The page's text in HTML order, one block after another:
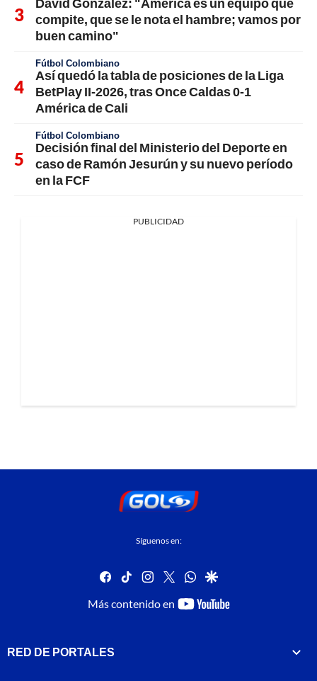
David González: "América es un equipo que
compite, que se le nota el hambre; vamos por
buen camino"
Fútbol Colombiano
Así quedó la tabla de posiciones de la Liga
BetPlay II-2026, tras Once Caldas 0-1
América de Cali
Fútbol Colombiano
Decisión final del Ministerio del Deporte en
caso de Ramón Jesurún y su nuevo período
en la FCF
PUBLICIDAD
Síguenos en:
facebook
tiktok instagram
twitterwhatsapp
google
Más contenido en
youtube-
RED DE PORTALES